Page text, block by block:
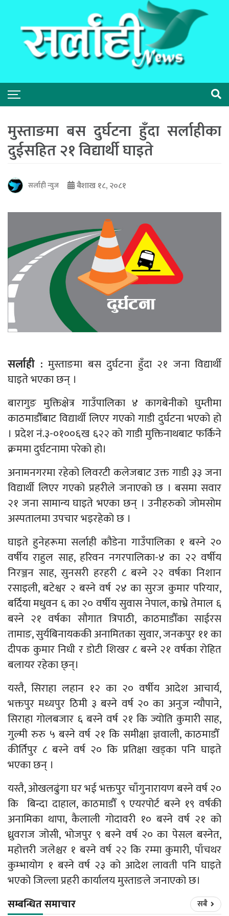
मुस्ताङमा बस दुर्घटना हुँदा सर्लाहीका
दुईसहित २१ विद्यार्थी घाइते
सर्लाही न्युज बैशाख १८, २०८१
सर्लाही : मुस्ताङमा बस दुर्घटना हुँदा २१ जना विद्यार्थी
घाइते भएका छन् ।
बारागुङ मुक्तिक्षेत्र गाउँपालिका ४ कागबेनीको घुम्तीमा
काठमाडौँबाट विद्यार्थी लिएर गएको गाडी दुर्घटना भएको हो
। प्रदेश नं.३-०१००६ख ६२२ को गाडी मुक्तिनाथबाट फर्किने
क्रममा दुर्घटनामा परेको हो।
अनामनगरमा रहेको लिवरटी कलेजबाट उक्त गाडी ३३ जना
विद्यार्थी लिएर गएको प्रहरीले जनाएको छ । बसमा सवार
२१ जना सामान्य घाइते भएका छन् । उनीहरुको जोमसोम
अस्पतालमा उपचार भइरहेको छ ।
घाइते हुनेहरूमा सर्लाही कौडेना गाउँपालिका १ बस्ने २०
वर्षीय राहुल साह, हरिवन नगरपालिका-४ का २२ वर्षीय
निरञ्जन साह, सुनसरी हरहरी ८ बस्ने २२ वर्षका निशान
रसाइली, बटेश्वर २ बस्ने वर्ष २४ का सुरज कुमार परियार,
बर्दिया मधुवन ६ का २० वर्षीय सुवास नेपाल, काभ्रे तेमाल ६
बस्ने २१ वर्षका सौगात त्रिपाठी, काठमाडौँका साईरस
तामाङ, सुर्यबिनायककी अनामितका सुवार, जनकपुर ११ का
दीपक कुमार निधी र डोटी शिखर ८ बस्ने २१ वर्षका रोहित
बलायर रहेका छ्न्।
यस्तै, सिराहा लहान १२ का २० वर्षीय आदेश आचार्य,
भक्तपुर मध्यपुर ठिमी ३ बस्ने वर्ष २० का अनुज न्यौपाने,
सिराहा गोलबजार ६ बस्ने वर्ष २१ कि ज्योति कुमारी साह,
गुल्मी रुरु ५ बस्ने वर्ष २१ कि समीक्षा ज्ञवाली, काठमाडौँ
कीर्तिपुर ८ बस्ने वर्ष २० कि प्रतिक्षा खड्का पनि घाइते
भएका छन् ।
यस्तै, ओखलढुंगा घर भई भक्तपुर चाँगुनारायण बस्ने वर्ष २०
कि बिन्दा दाहाल, काठमाडौँ ९ एयरपोर्ट बस्ने १९ वर्षकी
अनामिका थापा, कैलाली गोदावरी १० बस्ने वर्ष २१ को
ध्रुवराज जोसी, भोजपुर ९ बस्ने वर्ष २० का पेसल बस्नेत,
महोत्तरी जलेश्चर १ बस्ने वर्ष २२ कि रम्मा कुमारी, पाँचथर
कुम्भायोग १ बस्ने वर्ष २३ को आदेश लावती पनि घाइते
भएको जिल्ला प्रहरी कार्यालय मुस्ताङले जनाएको छ।
सम्बन्धित समाचार सबै